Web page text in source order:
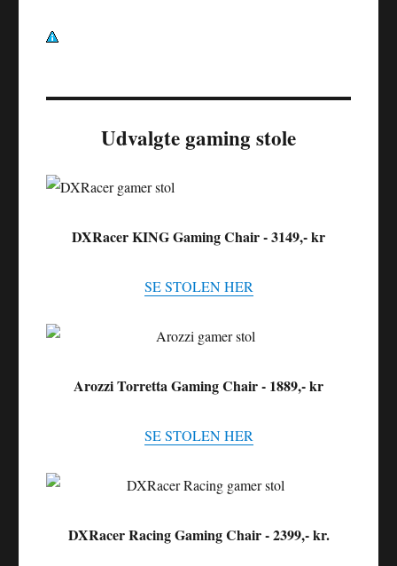
Udvalgte gaming stole
DXRacer KING Gaming Chair - 3149,- kr
SE STOLEN HER
Arozzi Torretta Gaming Chair - 1889,- kr
SE STOLEN HER
DXRacer Racing Gaming Chair - 2399,- kr.